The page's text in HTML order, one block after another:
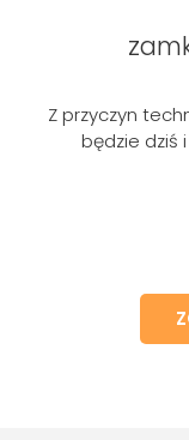
Z przyczyn
będzie dziś